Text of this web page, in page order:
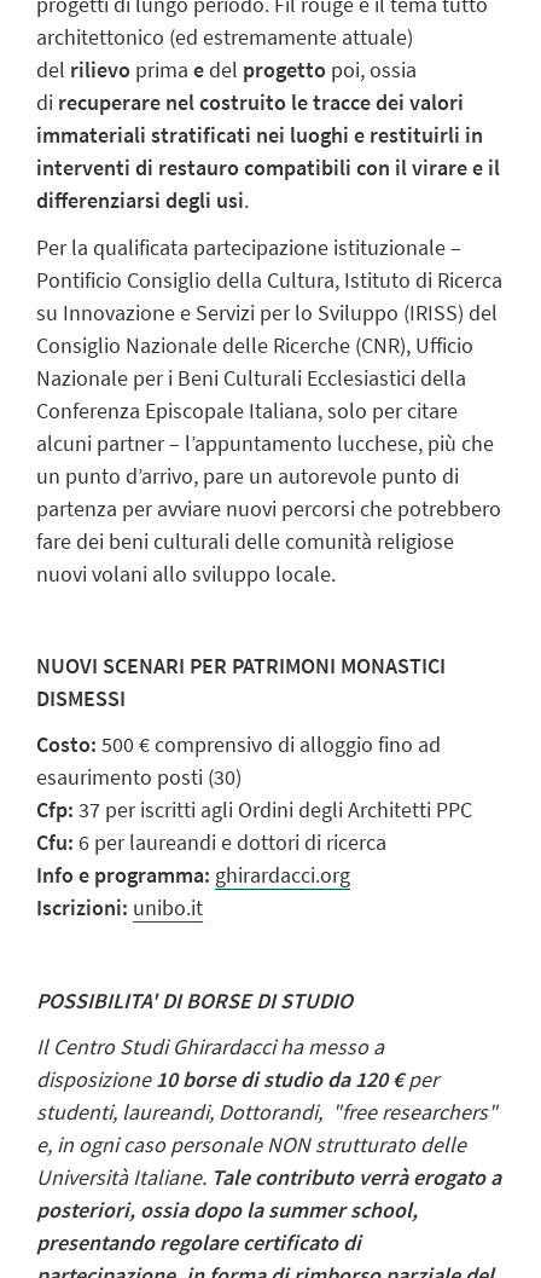
architettonico (ed estremamente attuale)
del rilievo prima edel progetto poi, ossia
di recuperare nel costruito le tracce dei valori
immateriali stratificati nei luoghi e restituirli in
interventi di restauro compatibili con il virare e il
differenziarsi degli usi.
Per la qualificata partecipazione istituzionale –
Pontificio Consiglio della Cultura, Istituto di Ricerca
su Innovazione e Servizi per lo Sviluppo (IRISS) del
Consiglio Nazionale delle Ricerche (CNR), Ufficio
Nazionale per i Beni Culturali Ecclesiastici della
Conferenza Episcopale Italiana, solo per citare
alcuni partner – l’appuntamento lucchese, più che
un punto d’arrivo, pare un autorevole punto di
partenza per avviare nuovi percorsi che potrebbero
fare dei beni culturali delle comunità religiose
nuovi volani allo sviluppo locale.
NUOVI SCENARI PER PATRIMONI MONASTICI
DISMESSI
Costo: 500 € comprensivo di alloggio fino ad
esaurimento posti (30)
Cfp: 37 per iscritti agli Ordini degli Architetti PPC
Cfu: 6 per laureandi e dottori di ricerca
Info e programma: ghirardacci.org
Iscrizioni: unibo.it
POSSIBILITA' DI BORSE DI STUDIO
Il Centro Studi Ghirardacci ha messo a
disposizione10 borse di studio da 120 €per
studenti, laureandi, Dottorandi, "free researchers"
e, in ogni caso personale NON strutturato delle
Università Italiane. Tale contributo verrà erogato a
posteriori, ossia dopo la summer school,
presentando regolare certificato di